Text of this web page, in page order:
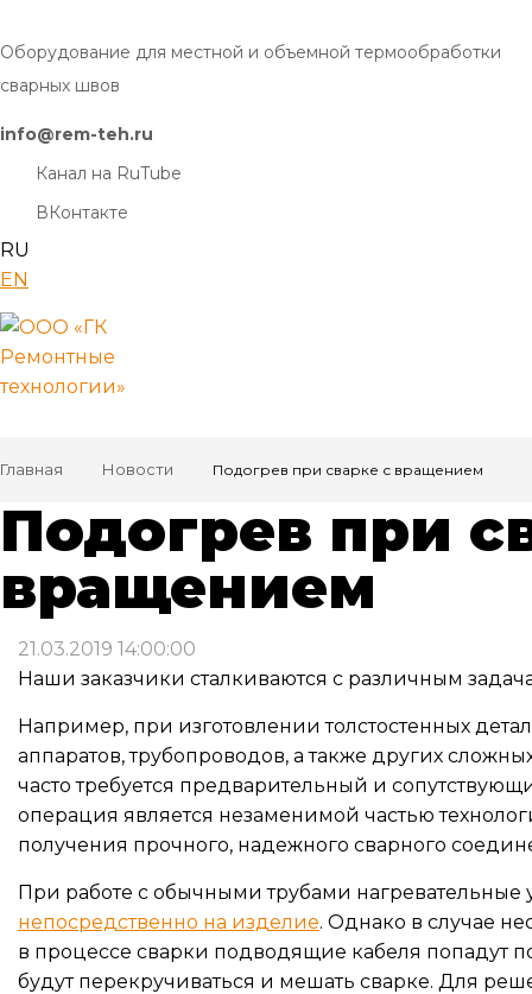
Оборудование для местной и объемной термообработки
сварных швов
info@rem-teh.ru
Канал на RuTube
ВКонтакте
RU
EN
Главная Новости Подогрев при сварке с вращением
Подогрев при
вращением
21.03.2019 14:00:00
Наши заказчики сталкиваются с различным
Например, при изготовлении толстостенных
аппаратов, трубопроводов, а также других
часто требуется предварительный и
операция является незаменимой частью
получения прочного, надежного сварного
При работе с обычными трубами нагревательные
непосредственно на изделие. Однако в случае
в процессе сварки подводящие кабеля попадут
будут перекручиваться и мешать сварке. Для